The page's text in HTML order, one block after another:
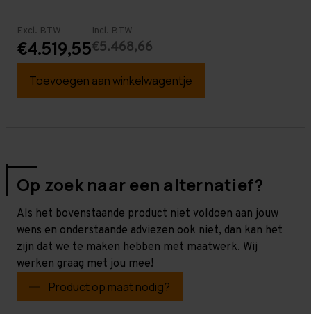
Excl. BTW
€4.519,55
Incl. BTW
€5.468,66
Toevoegen aan winkelwagentje
Op zoek naar een alternatief?
Als het bovenstaande product niet voldoen aan jouw
wens en onderstaande adviezen ook niet, dan kan het
zijn dat we te maken hebben met maatwerk. Wij
werken graag met jou mee!
Product op maat nodig?